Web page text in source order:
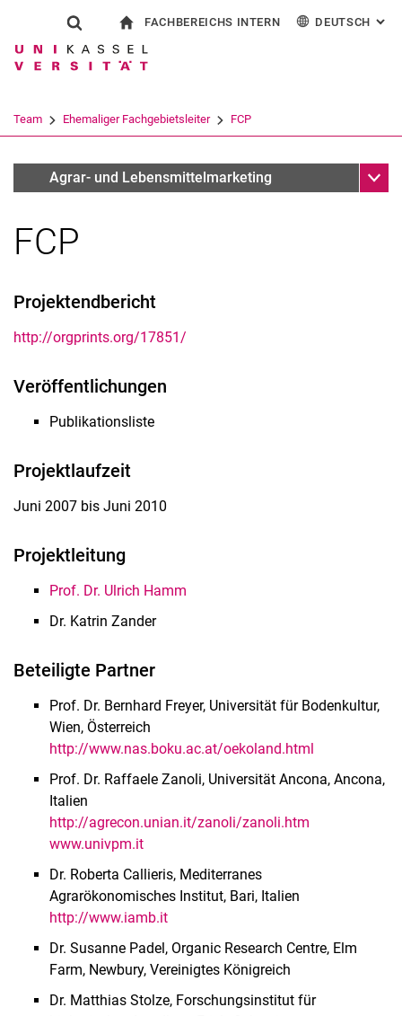
Springe direkt zu: Inhalt
Springe direkt zu: Suche
Springe direkt zu:
Suchformular
Suchbegriff
Suchen (öffnet externen Link in einem
FACHBEREICHS INTERN DEUTSCH :
Team Ehemaliger Fachgebietsleiter FCP
Forschungsschwerpunkte
Agrar- und Lebensmittelmarketing
FCP
Projektendbericht
http://orgprints.org/17851/
Veröffentlichungen
Publikationsliste
Projektlaufzeit
Juni 2007 bis Juni 2010
Projektleitung
Prof. Dr. Ulrich Hamm
Dr. Katrin Zander
Beteiligte Partner
Prof. Dr. Bernhard Freyer, Universität für Bodenkultur,
Wien, Österreich
http://www.nas.boku.ac.at/oekoland.html
Prof. Dr. Raffaele Zanoli, Universität Ancona, Ancona,
Italien
http://agrecon.unian.it/zanoli/zanoli.htm
www.univpm.it
Dr. Roberta Callieris, Mediterranes
Agrarökonomisches Institut, Bari, Italien
http://www.iamb.it
Dr. Susanne Padel, Organic Research Centre, Elm
Farm, Newbury, Vereinigtes Königreich
Dr. Matthias Stolze, Forschungsinstitut für